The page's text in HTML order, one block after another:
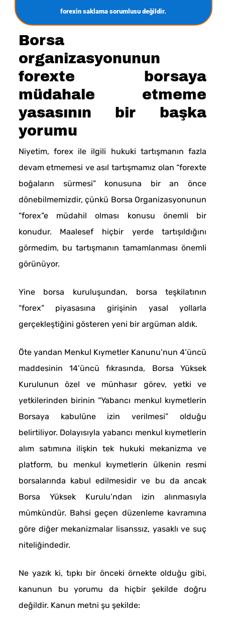
forexin saklama sorumlusu değildir.
Borsa
organizasyonunun
forexte borsaya
müdahale etmeme
yasasının bir başka
yorumu
Niyetim, forex ile ilgili hukuki tartışmanın fazla
devam etmemesi ve asıl tartışmamız olan “forexte
boğaların sürmesi” konusuna bir an önce
dönebilmemizdir, çünkü Borsa Organizasyonunun
“forex”e müdahil olması konusu önemli bir
konudur. Maalesef hiçbir yerde tartışıldığını
görmedim, bu tartışmanın tamamlanması önemli
görünüyor.
Yine borsa kuruluşundan, borsa teşkilatının
“forex” piyasasına girişinin yasal yollarla
gerçekleştiğini gösteren yeni bir argüman aldık.
Öte yandan Menkul Kıymetler Kanunu’nun 4’üncü
maddesinin 14’üncü fıkrasında, Borsa Yüksek
Kurulunun özel ve münhasır görev, yetki ve
yetkilerinden birinin “Yabancı menkul kıymetlerin
Borsaya kabulüne izin verilmesi” olduğu
belirtiliyor. Dolayısıyla yabancı menkul kıymetlerin
alım satımına ilişkin tek hukuki mekanizma ve
platform, bu menkul kıymetlerin ülkenin resmi
borsalarında kabul edilmesidir ve bu da ancak
Borsa Yüksek Kurulu’ndan izin alınmasıyla
mümkündür. Bahsi geçen düzenleme kavramına
göre diğer mekanizmalar lisanssız, yasaklı ve suç
niteliğindedir.
Ne yazık ki, tıpkı bir önceki örnekte olduğu gibi,
kanunun bu yorumu da hiçbir şekilde doğru
değildir. Kanun metni şu şekilde: